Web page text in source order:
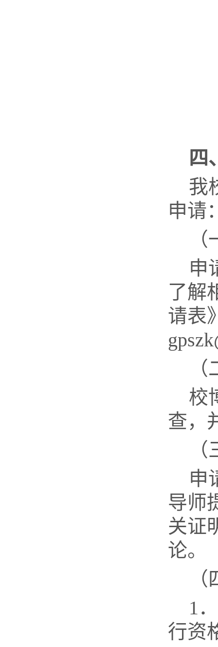
四
我
申请
申
了解
请表
校
查，
申
导师
关证
论。
1
行资